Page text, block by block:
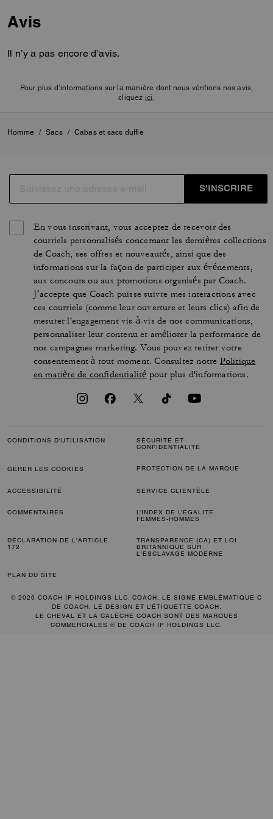
continu à contribuer à réduire
notre impact sur la planète.
Avis
Il n’y a pas encore d’avis.
Pour plus d’informations sur la manière dont nous vérifions nos avis,
cliquez ici
Homme / Sacs / Cabas et sacs duffle
S’INSCRIRE
En vous inscrivant, vous acceptez de recevoir des
courriels personnalisés concernant les dernières collections
de Coach, ses offres et nouveautés, ainsi que des
informations sur la façon de participer aux événements,
aux concours ou aux promotions organisés par Coach.
J’accepte que Coach puisse suivre mes interactions avec
ces courriels (comme leur ouverture et leurs clics) afin de
mesurer l'engagement vis-à-vis de nos communications,
personnaliser leur contenu et améliorer la performance de
nos campagnes marketing. Vous pouvez retirer votre
consentement à tout moment. Consultez notre Politique
en matière de confidentialité pour plus d'informations.
CONDITIONS D'UTILISATION
SÉCURITÉ ET
CONFIDENTIALITÉ
GÉRER LES COOKIES PROTECTION DE LA MARQUE
ACCESSIBILITÉ SERVICE CLIENTÈLE
COMMENTAIRES
L’INDEX DE L’ÉGALITÉ
FEMMES-HOMMES
DÉCLARATION DE L'ARTICLE
172
TRANSPARENCE (CA) ET LOI
BRITANNIQUE SUR
L'ESCLAVAGE MODERNE
PLAN DU SITE
© 2026 COACH IP HOLDINGS LLC. COACH, LE SIGNE EMBLÉMATIQUE C
DE COACH, LE DESIGN ET L’ÉTIQUETTE COACH,
LE CHEVAL ET LA CALÈCHE COACH SONT DES MARQUES
COMMERCIALES ® DE COACH IP HOLDINGS LLC.